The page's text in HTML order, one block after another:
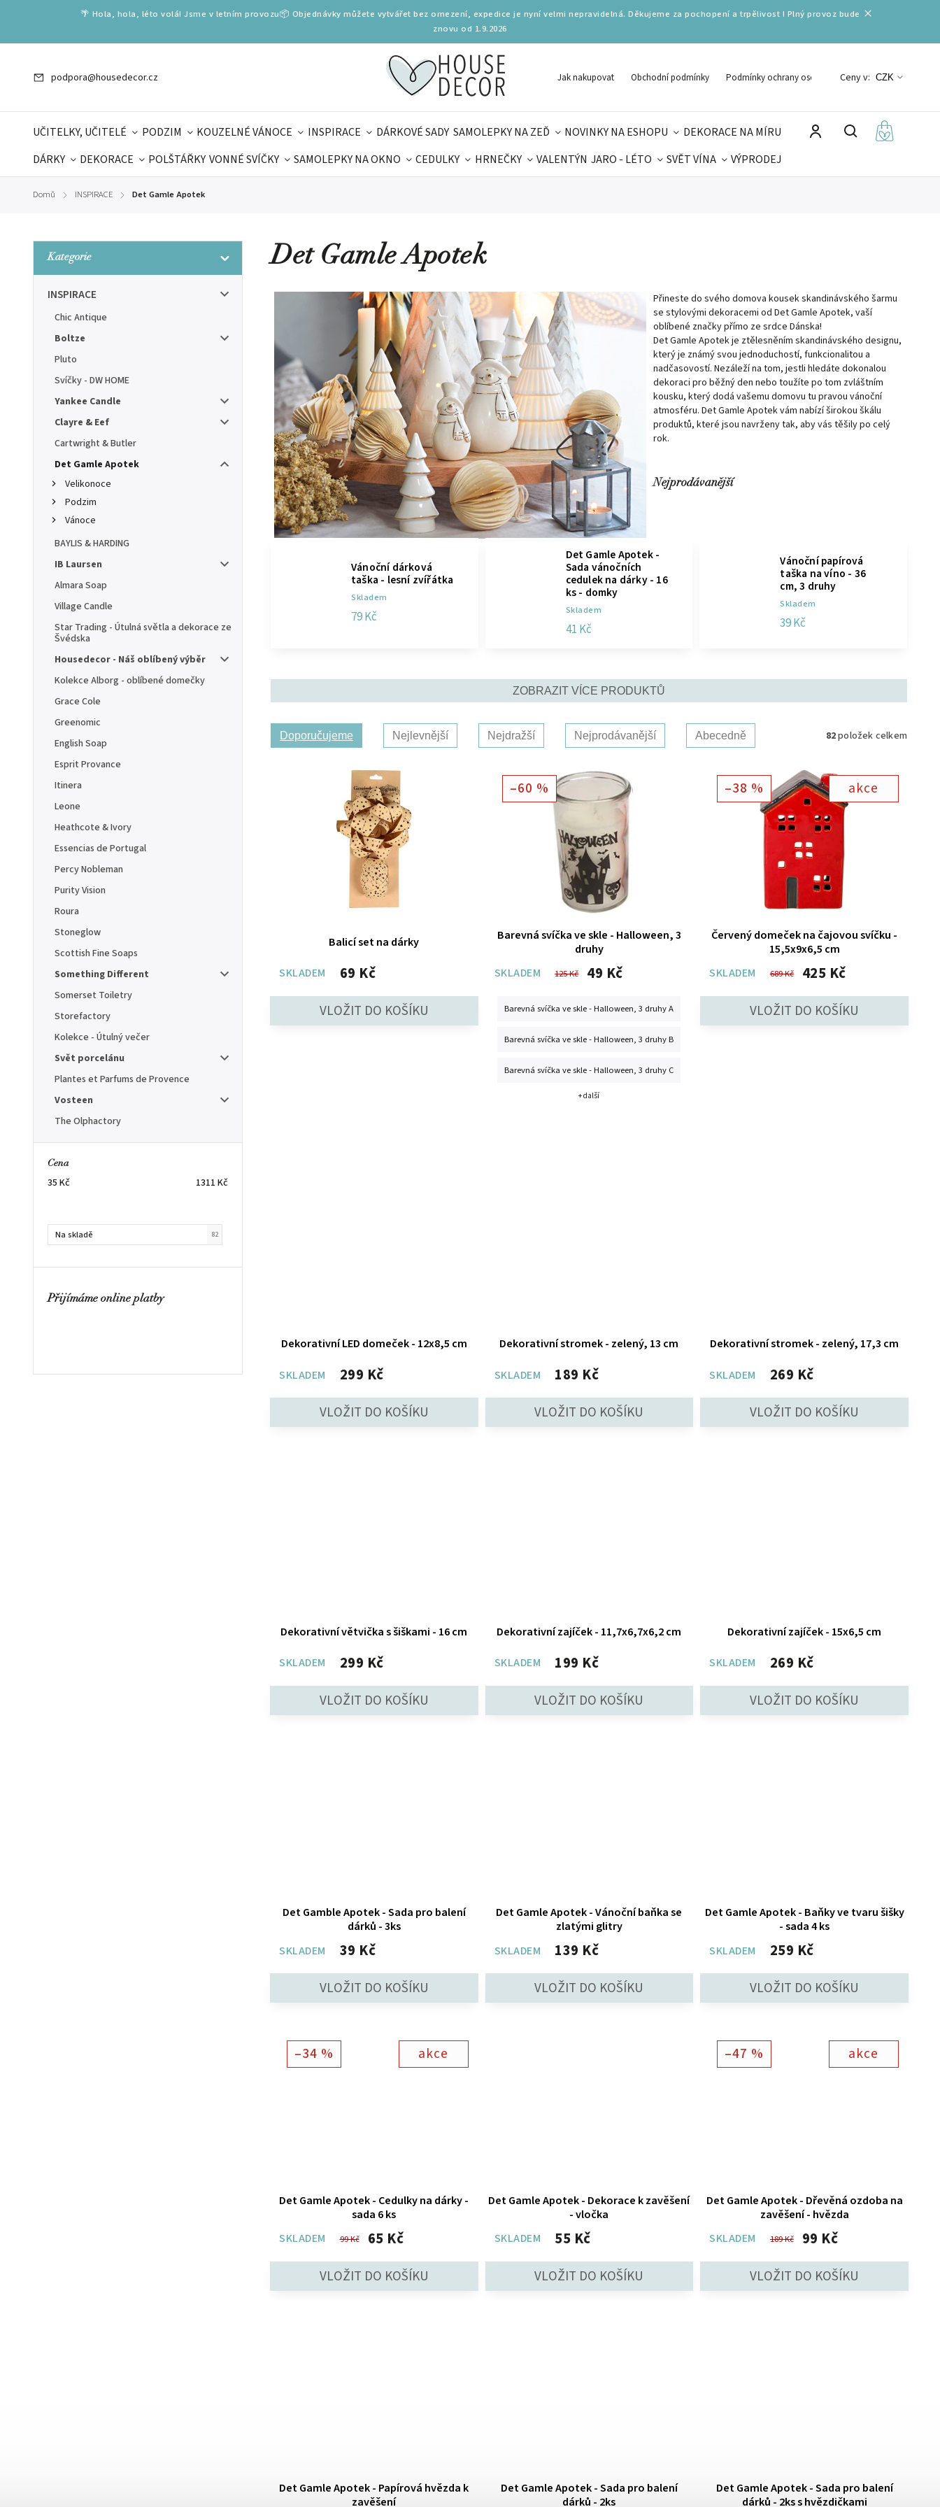
🌴 Hola, hola, léto volá! Jsme v letním provozu📦 Objednávky můžete vytvářet bez omezení, expedice je nyní velmi nepravidelná. Děkujeme za pochopení a trpělivost ! Plný provoz bude
znovu od 1.9.2026
podpora@housedecor.cz Jak nakupovat Obchodní podmínky Podmínky ochrany osobních údajů
Ceny v: CZK
UČITELKY, UČITELÉ PODZIM KOUZELNÉ VÁNOCE INSPIRACE DÁRKOVÉ SADY SAMOLEPKY NA ZEĎ NOVINKY NA ESHOPU
DEKORACE NA MÍRU
DÁRKY
DEKORACE POLŠTÁŘKY VONNÉ SVÍČKY SAMOLEPKY NA OKNO CEDULKY HRNEČKY VALENTÝN JARO - LÉTO SVĚT VÍNA
VÝPRODEJ
Domů / INSPIRACE / Det Gamle Apotek
Kategorie
INSPIRACE
Chic Antique
Boltze
Pluto
Svíčky - DW HOME
Yankee Candle
Clayre & Eef
Cartwright & Butler
Det Gamle Apotek
Velikonoce
Podzim
Vánoce
BAYLIS & HARDING
IB Laursen
Almara Soap
Village Candle
Star Trading - Útulná světla a dekorace ze
Švédska
Housedecor - Náš oblíbený výběr
Kolekce Alborg - oblíbené domečky
Grace Cole
Greenomic
English Soap
Esprit Provance
Itinera
Leone
Heathcote & Ivory
Essencias de Portugal
Percy Nobleman
Purity Vision
Roura
Stoneglow
Scottish Fine Soaps
Something Different
Somerset Toiletry
Storefactory
Kolekce - Útulný večer
Svět porcelánu
Plantes et Parfums de Provence
Vosteen
The Olphactory
Cena
35 Kč 1311 Kč
Na skladě 82
Přijímáme online platby
Det Gamle Apotek
Přineste do svého domova kousek skandinávského šarmu
se stylovými dekoracemi od Det Gamle Apotek, vaší
oblíbené značky přímo ze srdce Dánska!
Det Gamle Apotek je ztělesněním skandinávského designu,
který je známý svou jednoduchostí, funkcionalitou a
nadčasovostí. Nezáleží na tom, jestli hledáte dokonalou
dekoraci pro běžný den nebo toužíte po tom zvláštním
kousku, který dodá vašemu domovu tu pravou vánoční
atmosféru. Det Gamle Apotek vám nabízí širokou škálu
produktů, které jsou navrženy tak, aby vás těšily po celý
rok.
Nejprodávanější
Vánoční dárková
taška - lesní zvířátka
Skladem
79 Kč
Det Gamle Apotek -
Sada vánočních
cedulek na dárky - 16
ks - domky
Skladem
41 Kč
Vánoční papírová
taška na víno - 36
cm, 3 druhy
Skladem
39 Kč
ZOBRAZIT VÍCE PRODUKTŮ
Doporučujeme Nejlevnější Nejdražší Nejprodávanější Abecedně 82položek celkem
Balicí set na dárky
SKLADEM 69 Kč
–60 %
Barevná svíčka ve skle - Halloween, 3
druhy
SKLADEM
125 Kč 49 Kč
Barevná svíčka ve skle - Halloween, 3 druhy A
Barevná svíčka ve skle - Halloween, 3 druhy B
Barevná svíčka ve skle - Halloween, 3 druhy C
+ další
akce
–38 %
Červený domeček na čajovou svíčku -
15,5x9x6,5 cm
SKLADEM
689 Kč 425 Kč
Dekorativní LED domeček - 12x8,5 cm
SKLADEM 299 Kč
Dekorativní stromek - zelený, 13 cm
SKLADEM 189 Kč
Dekorativní stromek - zelený, 17,3 cm
SKLADEM 269 Kč
Dekorativní větvička s šiškami - 16 cm
SKLADEM 299 Kč
Dekorativní zajíček - 11,7x6,7x6,2 cm
SKLADEM 199 Kč
Dekorativní zajíček - 15x6,5 cm
SKLADEM 269 Kč
Det Gamble Apotek - Sada pro balení
dárků - 3ks
SKLADEM
39 Kč
Det Gamle Apotek - Vánoční baňka se
zlatými glitry
SKLADEM
139 Kč
Det Gamle Apotek - Baňky ve tvaru šišky
- sada 4 ks
SKLADEM
259 Kč
akce
–34 %
Det Gamle Apotek - Cedulky na dárky -
sada 6 ks
SKLADEM
99 Kč 65 Kč
Det Gamle Apotek - Dekorace k zavěšení
- vločka
SKLADEM
55 Kč
akce
–47 %
Det Gamle Apotek - Dřevěná ozdoba na
zavěšení - hvězda
SKLADEM
189 Kč 99 Kč
Det Gamle Apotek - Papírová hvězda k
zavěšení
Det Gamle Apotek - Sada pro balení
dárků - 2ks
Det Gamle Apotek - Sada pro balení
dárků - 2ks s hvězdičkami